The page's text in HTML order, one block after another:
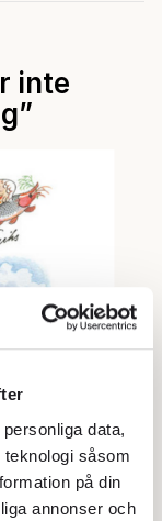
data,
såsom
på din
annonser och
inte
Lyssna
14